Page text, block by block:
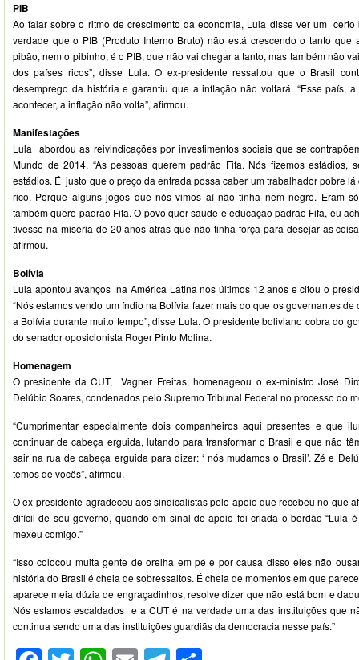
PIB
Ao falar sobre o ritmo de crescimento da economia, Lula disse ver um certo
verdade que o PIB (Produto Interno Bruto) não está crescendo o tanto
pibão, nem o pibinho, é o PIB, que não vai chegar a tanto, mas também não
dos países ricos”, disse Lula. O ex-presidente ressaltou que o Brasil
desemprego da história e garantiu que a inflação não voltará. “Esse país,
acontecer, a inflação não volta”, afirmou.
Manifestações
Lula abordou as reivindicações por investimentos sociais que se
Mundo de 2014. “As pessoas querem padrão Fifa. Nós fizemos estádios,
estádios. É justo que o preço da entrada possa caber um trabalhador pobre
rico. Porque alguns jogos que nós vimos aí não tinha nem negro. Eram
também quero padrão Fifa. O povo quer saúde e educação padrão Fifa, eu
tivesse na miséria de 20 anos atrás que não tinha força para desejar as
afirmou.
Bolívia
Lula apontou avanços na América Latina nos últimos 12 anos e citou o
“Nós estamos vendo um índio na Bolívia fazer mais do que os governantes
a Bolívia durante muito tempo”, disse Lula. O presidente boliviano cobra do
do senador oposicionista Roger Pinto Molina.
Homenagem
O presidente da CUT, Vagner Freitas, homenageou o ex-ministro José
Delúbio Soares, condenados pelo Supremo Tribunal Federal no processo do
“Cumprimentar especialmente dois companheiros aqui presentes e que
continuar de cabeça erguida, lutando para transformar o Brasil e que não
sair na rua de cabeça erguida para dizer: ‘ nós mudamos o Brasil’. Zé e
temos de vocês”, afirmou.
O ex-presidente agradeceu aos sindicalistas pelo apoio que recebeu no que
difícil de seu governo, quando em sinal de apoio foi criada o bordão “Lula
mexeu comigo.”
“Isso colocou muita gente de orelha em pé e por causa disso eles não
história do Brasil é cheia de sobressaltos. É cheia de momentos em que
aparece meia dúzia de engraçadinhos, resolve dizer que não está bom e
Nós estamos escaldados e a CUT é na verdade uma das instituições que
continua sendo uma das instituições guardiãs da democracia nesse país.”